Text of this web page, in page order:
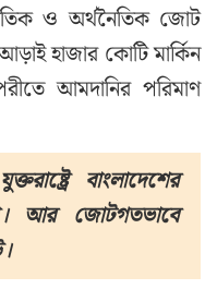
ও অর্থনৈতিক জোট
হাজার কোটি মার্কিন
আমদানির পরিমাণ
বাংলাদেশের
আর জোটগতভাবে